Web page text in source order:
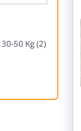
30-50 Kg (2)